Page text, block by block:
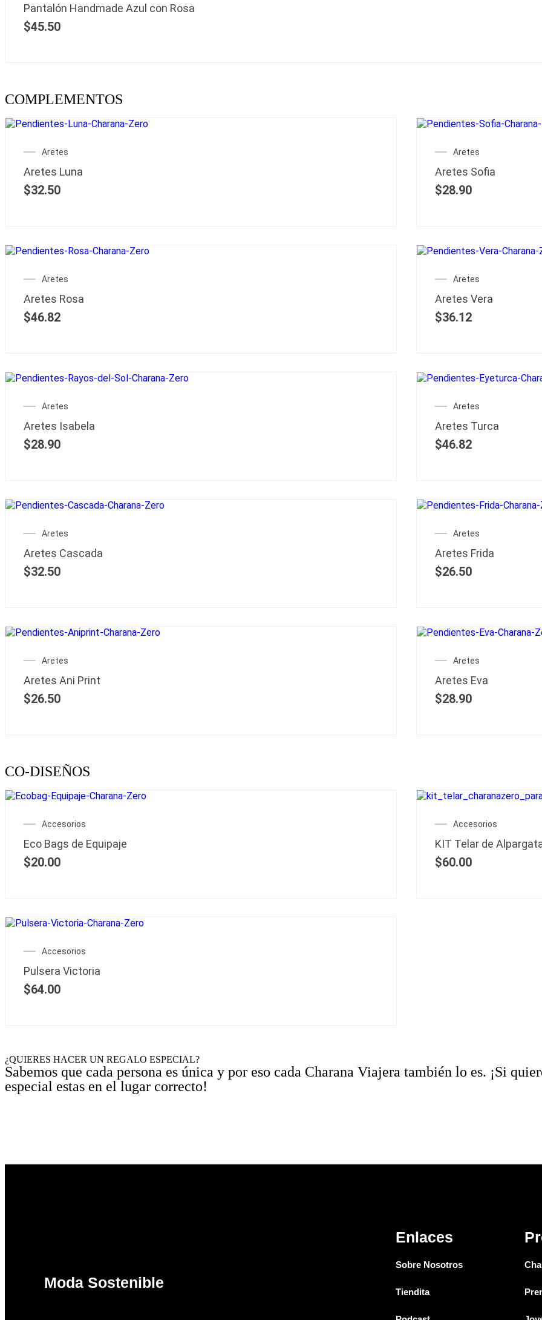
Pantalón Handmade Azul con Rosa
$45.50
COMPLEMENTOS
Aretes
Aretes Luna
$32.50
Aretes
Aretes Sofia
$28.90
Aretes
Aretes Rosa
$46.82
Aretes
Aretes Vera
$36.12
Aretes
Aretes Isabela
$28.90
Aretes
Aretes Turca
$46.82
Aretes
Aretes Cascada
$32.50
Aretes
Aretes Frida
$26.50
Aretes
Aretes Ani Print
$26.50
Aretes
Aretes Eva
$28.90
CO-DISEÑOS
Accesorios
Eco Bags de Equipaje
$20.00
Accesorios
KIT Telar de
$60.00
Accesorios
Pulsera Victoria
$64.00
¿QUIERES HACER UN REGALO ESPECIAL?
Sabemos que cada persona es única y por eso cada Charana Viajera también lo es. ¡Si
especial estas en el lugar correcto!
Moda Sostenible
Enlaces
Sobre Nosotros
Tiendita